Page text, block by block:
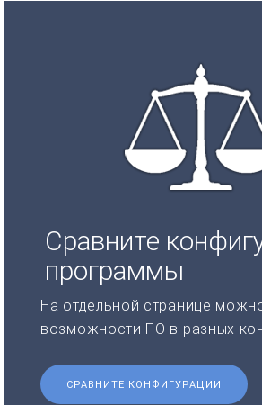
Сравните
программы
На отдельной странице
возможности ПО в разных
СРАВНИТЕ КОНФИГУРАЦИИ